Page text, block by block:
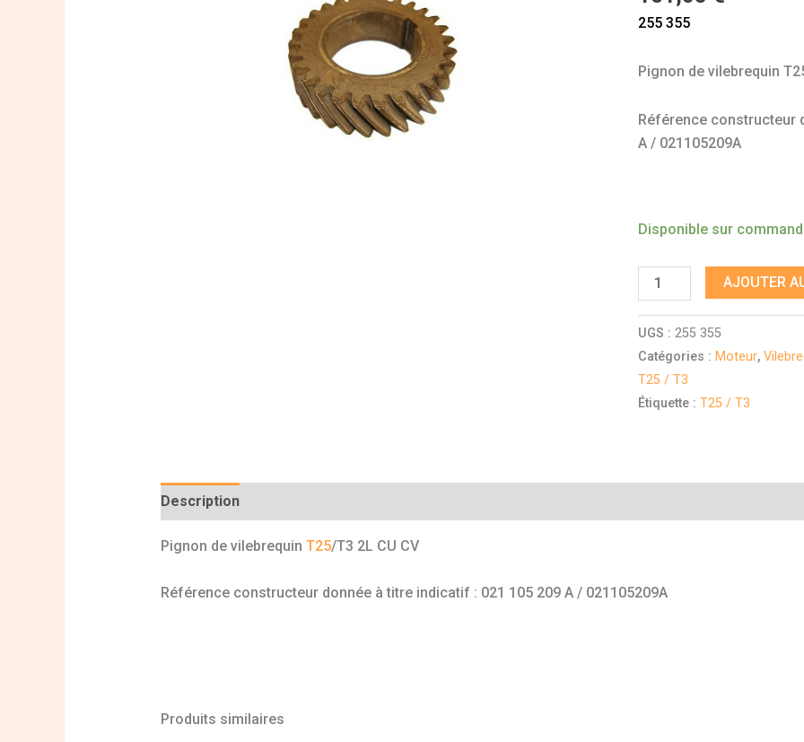
255 355
Pignon de vilebrequin
Référence constructeur
A / 021105209A
Disponible sur
CU
AJOUTER
UGS :255 355
Catégories : Moteur,
T25 / T3
Étiquette :T25 / T3
Description
Pignon de vilebrequin T25/T3 2L CU CV
Référence constructeur donnée à titre indicatif : 021 105 209 A / 021105209A
Produits similaires